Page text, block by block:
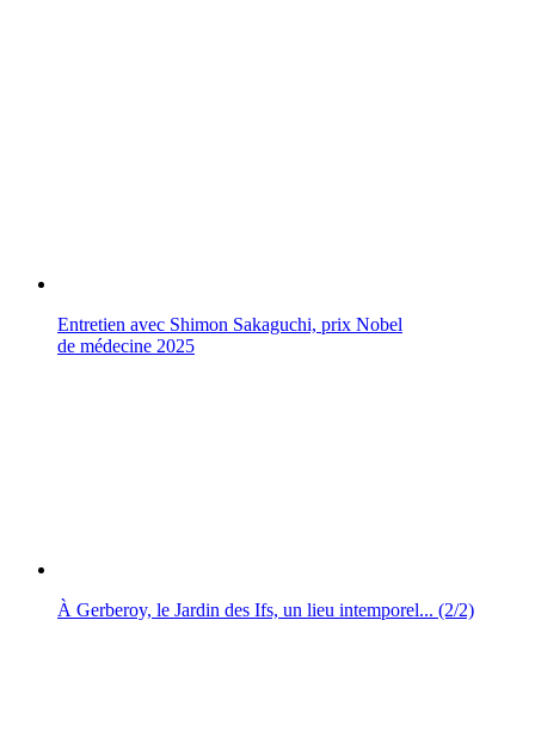
Entretien avec Shimon Sakaguchi, prix Nobel
de médecine 2025
À Gerberoy, le Jardin des Ifs, un lieu intemporel... (2/2)